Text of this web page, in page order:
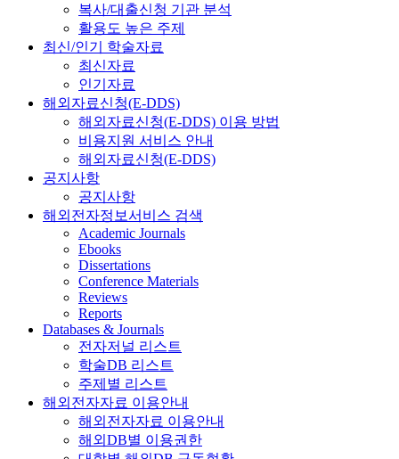
복사/대출신청 기관 분석
활용도 높은 주제
최신/인기 학술자료
최신자료
인기자료
해외자료신청(E-DDS)
해외자료신청(E-DDS) 이용 방법
비용지원 서비스 안내
해외자료신청(E-DDS)
공지사항
공지사항
해외전자정보서비스 검색
Academic Journals
Ebooks
Dissertations
Conference Materials
Reviews
Reports
Databases & Journals
전자저널 리스트
학술DB 리스트
주제별 리스트
해외전자자료 이용안내
해외전자자료 이용안내
해외DB별 이용권한